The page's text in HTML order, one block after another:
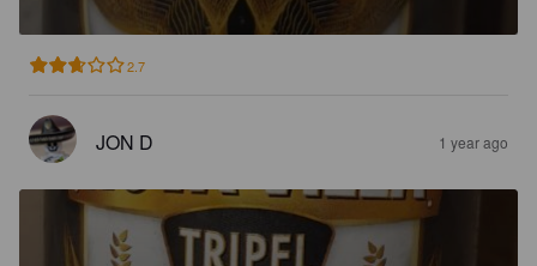
2.7
JON D 1 year ago